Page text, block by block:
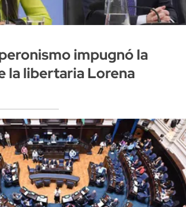
impugnó la
la libertaria Lorena